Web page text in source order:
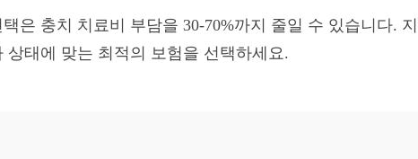
은 충치 치료비 부담을 30-70%까지 줄일 수 있습니다.
상태에 맞는 최적의 보험을 선택하세요.